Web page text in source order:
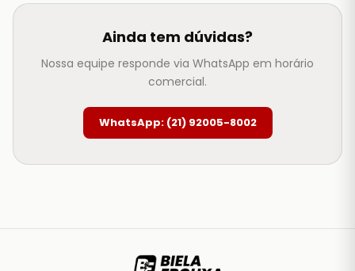
Ainda tem dúvidas?
Nossa equipe responde via WhatsApp em horário
comercial.
WhatsApp: (21) 92005-8002